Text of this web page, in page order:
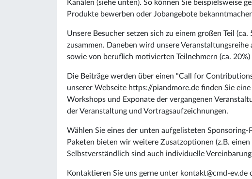
Kanälen (siehe unten). So können Sie beispielsweise
Produkte bewerben oder Jobangebote
Unsere Besucher setzen sich zu einem großen Teil
zusammen. Daneben wird unsere
sowie von beruflich motivierten Teilnehmern (ca. 20%)
Die Beiträge werden über einen “Call for
unserer Webseite https://piandmore.de finden Sie
Workshops und Exponate der vergangenen
der Veranstaltung und Vortragsaufzeichnungen.
Wählen Sie eines der unten aufgelisteten
Paketen bieten wir weitere Zusatzoptionen (z.B.
Selbstverständlich sind auch individuelle
Kontaktieren Sie uns gerne unter kontakt@cmd-